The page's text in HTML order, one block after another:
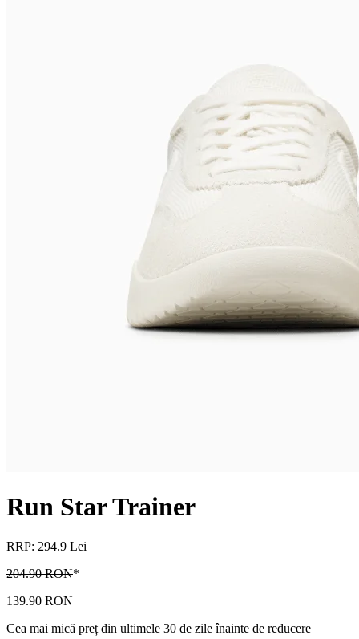
Run Star Trainer
RRP: 294.9 Lei
204.90 RON*
139.90 RON
Cea mai mică preț din ultimele 30 de zile înainte de reducere